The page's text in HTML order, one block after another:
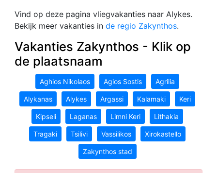
Vind op deze pagina vliegvakanties naar Alykes.
Bekijk meer vakanties in de regio Zakynthos.
Vakanties Zakynthos - Klik op
de plaatsnaam
Aghios Nikolaos Agios Sostis Agrilia
Alykanas Alykes Argassi Kalamaki Keri
Kipseli Laganas Limni Keri Lithakia
Tragaki Tsilivi Vassilikos Xirokastello
Zakynthos stad